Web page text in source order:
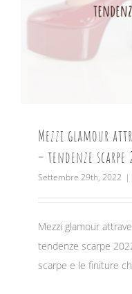
Mezzi glamour
– tendenze scarpe
Settembre 29th, 2022 |
Mezzi glamour
tendenze scarpe
scarpe e le finiture